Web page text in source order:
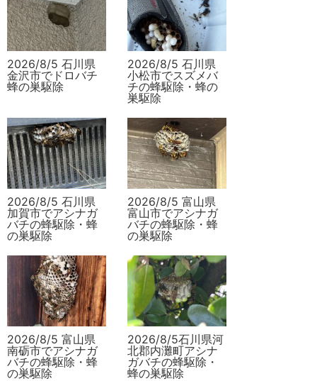
2026/8/5 石川県
金沢市でドロバチ
蜂の巣駆除
2026/8/5 石川県
小松市でスズメバ
チの蜂駆除・蜂の
巣駆除
2026/8/5 石川県
加賀市でアシナガ
バチの蜂駆除・蜂
の巣駆除
2026/8/5 富山県
富山市でアシナガ
バチの蜂駆除・蜂
の巣駆除
2026/8/5 富山県
南砺市でアシナガ
バチの蜂駆除・蜂
の巣駆除
2026/8/5石川県河
北郡内灘町アシナ
ガバチの蜂駆除・
蜂の巣駆除